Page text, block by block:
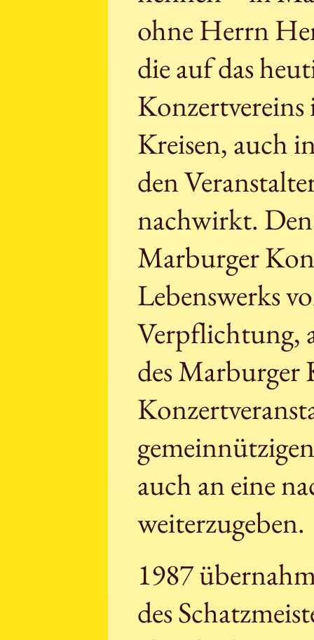
ohne Herrn
die auf das
Konzertvereins
Kreisen, auch
den
nachwirkt.
Marburger
Lebenswerks
Verpflichtung,
des Marburger
auch an eine
weiterzugeben.
1987
des